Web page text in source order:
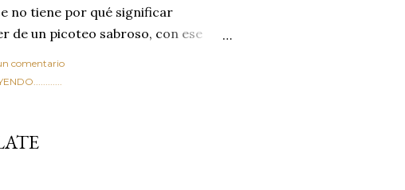
no tiene por qué significar
de un picoteo sabroso, con ese
al horno van a cambiar por
de invierno. Con esta receta
comentario